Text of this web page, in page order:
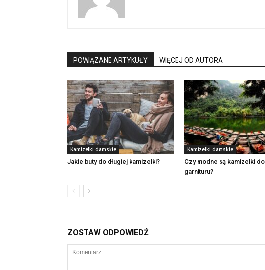
POWIĄZANE ARTYKUŁY WIĘCEJ OD AUTORA
Kamizelki damskie
Jakie buty do długiej kamizelki?
Kamizelki damskie
Czy modne są kamizelki do
garnituru?
ZOSTAW ODPOWIEDŹ